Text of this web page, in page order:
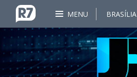
MENU BRASÍLIA